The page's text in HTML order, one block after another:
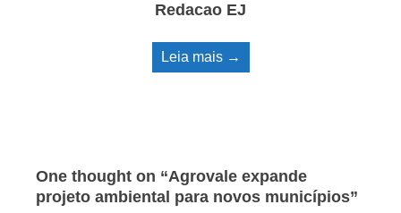
Redacao EJ
Leia mais →
One thought on “Agrovale expande
projeto ambiental para novos municípios”